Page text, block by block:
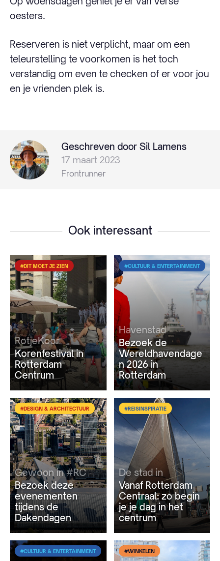
oesters.
Reserveren is niet verplicht, maar om een
teleurstelling te voorkomen is het toch
verstandig om even te checken of er voor jou
en je vrienden plek is.
Geschreven door Sil Lamens
17 maart 2023
Frontrunner
Ook interessant
#DIT MOET JE ZIEN
RotjeKoor
Korenfestival in
Rotterdam
Centrum
#CULTUUR & ENTERTAINMENT
Havenstad
Bezoek de
Wereldhavendage
n 2026 in
Rotterdam
#DESIGN & ARCHITECTUUR
Gewoon in #RC
Bezoek deze
evenementen
tijdens de
Dakendagen
#REISINSPIRATIE
De stad in
Vanaf Rotterdam
Centraal: zo begin
je je dag in het
centrum
#CULTUUR & ENTERTAINMENT #WINKELEN